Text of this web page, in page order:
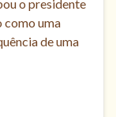
o presidente
como uma
de uma